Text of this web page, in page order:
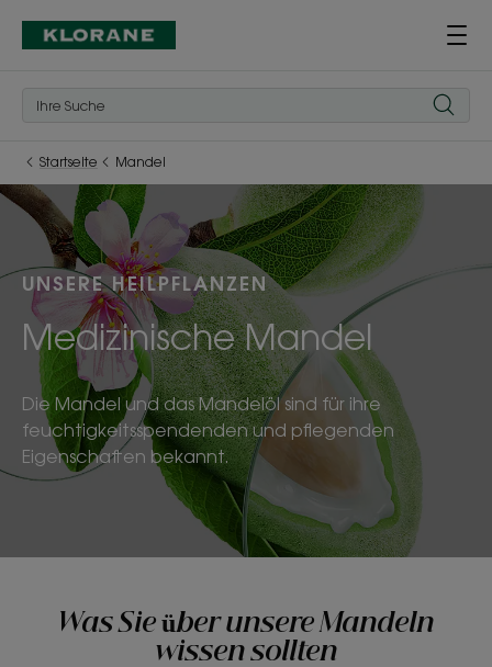
Startseite Mandel
UNSERE HEILPFLANZEN
Medizinische Mandel
Die Mandel und das Mandelöl sind für ihre
feuchtigkeitsspendenden und pflegenden
Eigenschaften bekannt.
Was Sie über unsere Mandeln
wissen sollten